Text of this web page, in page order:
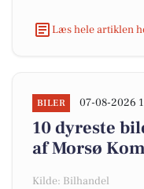
Læs hele artiklen
BILER 07-08-2026
10 dyreste
af Morsø
Kilde: Bilhandel